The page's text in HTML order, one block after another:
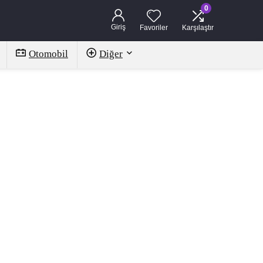
Giriş Favoriler
0
Karşılaştır
Otomobil Diğer